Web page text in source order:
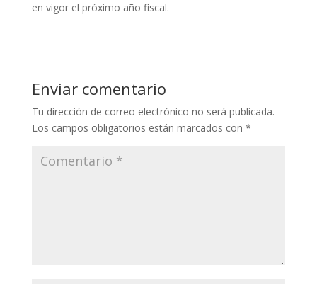
en vigor el próximo año fiscal.
Enviar comentario
Tu dirección de correo electrónico no será publicada.
Los campos obligatorios están marcados con *